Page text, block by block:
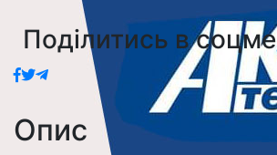
Поділитись в
Опис